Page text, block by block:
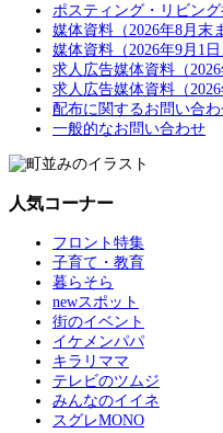
ポスティング・リビン
媒体資料（2026年8月末
媒体資料（2026年9月1日
求人広告媒体資料（2026
求人広告媒体資料（2026
配布に関するお問い合
一般的なお問い合わせ
人気コーナー
フロント特集
子育て・教育
暮らそら
newスポット
街のイベント
イケメンパパ
キラリママ
テレビのツムジ
みんなのイイネ
スグレMONO